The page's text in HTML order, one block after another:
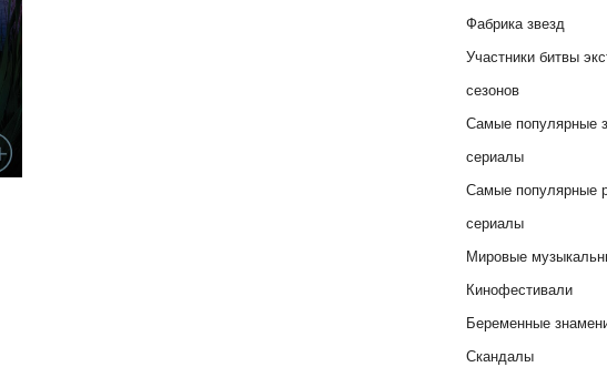
Фабрика звезд
Участники битвы
сезонов
Самые популярные
сериалы
Самые популярные
сериалы
Мировые
Кинофестивали
Беременные
Скандалы